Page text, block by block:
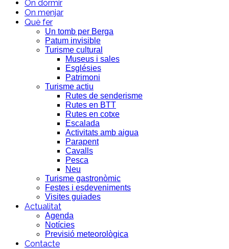
On dormir
On menjar
Què fer
Un tomb per Berga
Patum invisible
Turisme cultural
Museus i sales
Esglésies
Patrimoni
Turisme actiu
Rutes de senderisme
Rutes en BTT
Rutes en cotxe
Escalada
Activitats amb aigua
Parapent
Cavalls
Pesca
Neu
Turisme gastronòmic
Festes i esdeveniments
Visites guiades
Actualitat
Agenda
Notícies
Previsió meteorològica
Contacte